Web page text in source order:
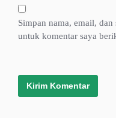
Simpan nama, email,
untuk komentar saya